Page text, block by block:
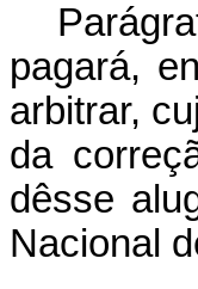
pagará,
arbitrar,
da
dêsse
Nacional